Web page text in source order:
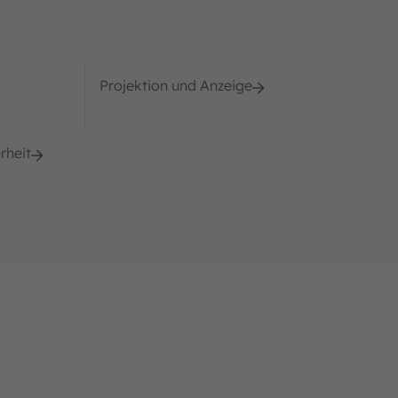
Projektion und Anzeige